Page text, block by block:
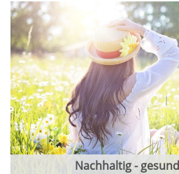
Nachhaltig -